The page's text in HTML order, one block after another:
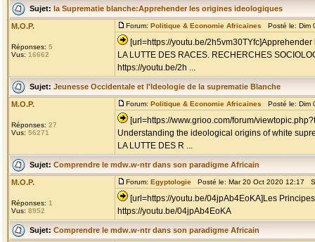
Sujet: la Suprematie blanche:Apprehender les origines ideologiques
M.O.P.
Réponses: 5
Vus: 16662
Forum: Politique & Economie Africaines Posté le: Dim
[url=https://youtu.be/
LA LUTTE DES RACES. RECHERCHES
https://youtu.be/2h ...
Sujet: Jeunesse Occidentale et l'Ideologie de la suprematie Blanche
M.O.P.
Réponses: 27
Vus: 56271
Forum: Politique & Economie Africaines Posté le: Dim
[url=https://www.grioo.com/forum/
Understanding the ideological origins of white
LA LUTTE DES R ...
Sujet: Comprendre le mdw.w-ntr dans son paradigme Africain
M.O.P.
Réponses: 1
Vus: 8952
Forum: Egyptologie Posté le: Mar 20 Oct 2020 12:17
[url=https://youtu.be/04jpAb4EoKA]Les
https://youtu.be/04jpAb4EoKA
Sujet: Comprendre le mdw.w-ntr dans son paradigme Africain